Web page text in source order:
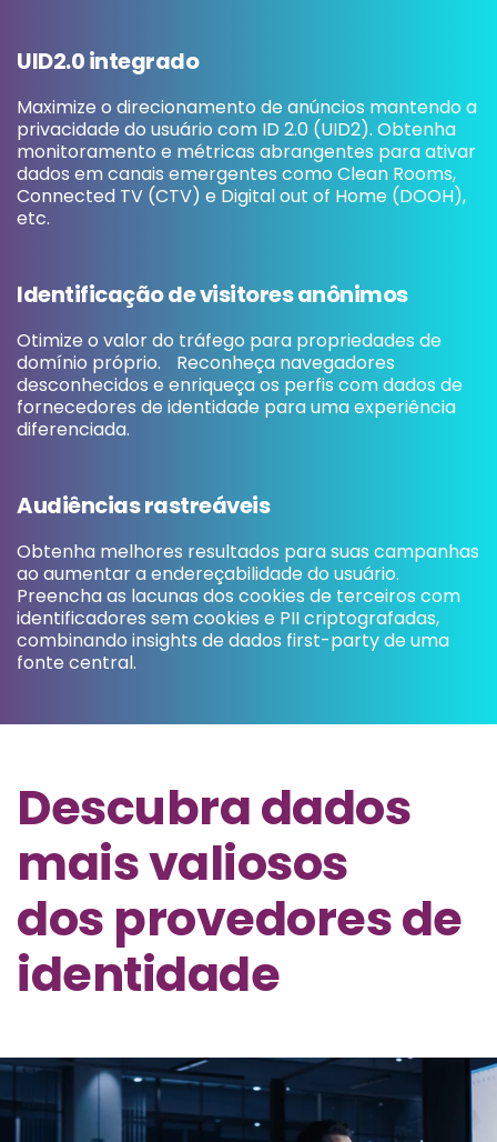
UID2.0 integrado
Maximize o direcionamento de anúncios mantendo a
privacidade do usuário com ID 2.0 (UID2). Obtenha
monitoramento e métricas abrangentes para ativar
dados em canais emergentes como Clean Rooms,
Connected TV (CTV) e Digital out of Home (DOOH),
etc.
Identificação de visitores anônimos
Otimize o valor do tráfego para propriedades de
domínio próprio. Reconheça navegadores
desconhecidos e enriqueça os perfis com dados de
fornecedores de identidade para uma experiência
diferenciada.
Audiências rastreáveis
Obtenha melhores resultados para suas campanhas
ao aumentar a endereçabilidade do usuário.
Preencha as lacunas dos cookies de terceiros com
identificadores sem cookies e PII criptografadas,
combinando insights de dados first-party de uma
fonte central.
Descubra dados
mais valiosos
dos provedores de
identidade